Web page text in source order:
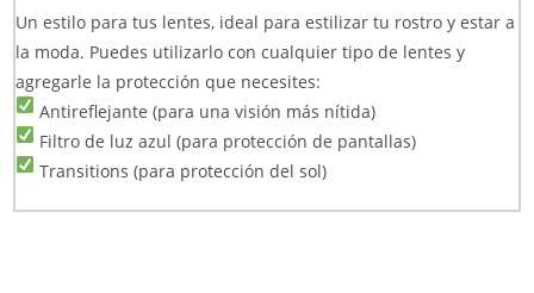
Un estilo para tus lentes, ideal para estilizar tu rostro y estar a
la moda. Puedes utilizarlo con cualquier tipo de lentes y
agregarle la protección que necesites:
Antireflejante (para una visión más nítida)
Filtro de luz azul (para protección de pantallas)
Transitions (para protección del sol)